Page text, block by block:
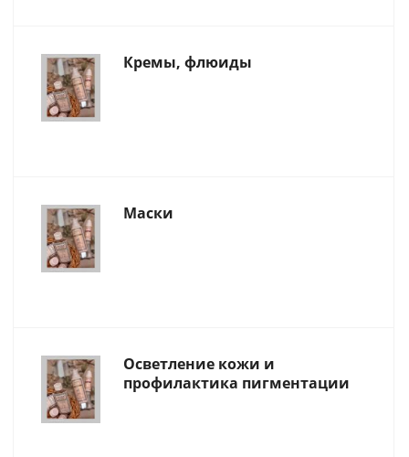
Кремы, флюиды
Маски
Осветление кожи и
профилактика пигментации